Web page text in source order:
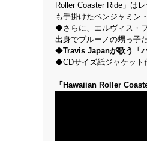
Roller Coaster Ride」は
も手掛けたベンジャミン
◆さらに、エルヴィス・
出身でブルーノの甥っ子
◆Travis Japanが歌う「
◆CDサイズ紙ジャケット
「Hawaiian Roller